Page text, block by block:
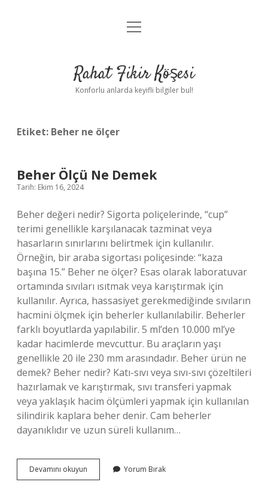
Anasayfa
Yasal Uyarı
menüyü
Rahat Fikir Köşesi
Konforlu anlarda keyifli bilgiler bul!
Etiket: Beher ne ölçer
Beher Ölçü Ne Demek
Tarih: Ekim 16, 2024
Beher değeri nedir? Sigorta poliçelerinde, “cup”
terimi genellikle karşılanacak tazminat veya
hasarların sınırlarını belirtmek için kullanılır.
Örneğin, bir araba sigortası poliçesinde: “kaza
başına 15.” Beher ne ölçer? Esas olarak laboratuvar
ortamında sıvıları ısıtmak veya karıştırmak için
kullanılır. Ayrıca, hassasiyet gerekmediğinde sıvıların
hacmini ölçmek için beherler kullanılabilir. Beherler
farklı boyutlarda yapılabilir. 5 ml’den 10.000 ml’ye
kadar hacimlerde mevcuttur. Bu araçların yaşı
genellikle 20 ile 230 mm arasındadır. Beher ürün ne
demek? Beher nedir? Katı-sıvı veya sıvı-sıvı çözeltileri
hazırlamak ve karıştırmak, sıvı transferi yapmak
veya yaklaşık hacim ölçümleri yapmak için kullanılan
silindirik kaplara beher denir. Cam beherler
dayanıklıdır ve uzun süreli kullanım…
Devamını okuyun
Ölçü
Yorum Bırak